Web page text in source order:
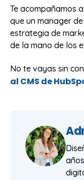
Te acompañamos
que un manager
estrategia de
de la mano de los
No te vayas sin
al CMS de